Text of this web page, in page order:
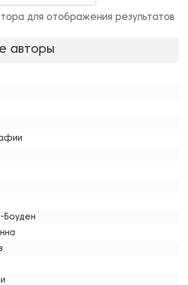
для отображения результатов
авторы
Боуден